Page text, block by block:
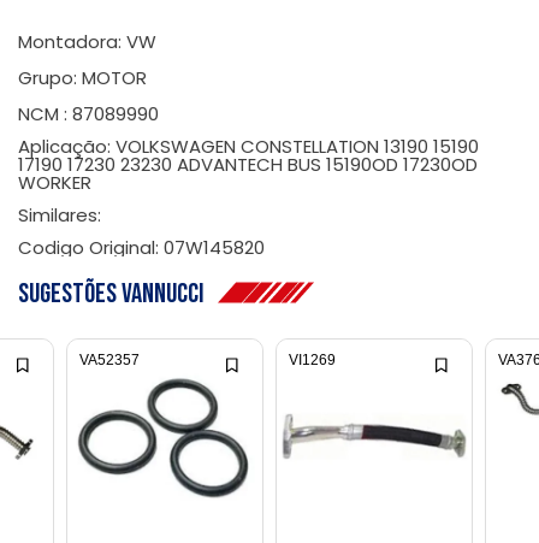
Montadora: VW
Grupo: MOTOR
NCM : 87089990
Aplicação: VOLKSWAGEN CONSTELLATION 13190 15190
17190 17230 23230 ADVANTECH BUS 15190OD 17230OD
WORKER
Similares:
Codigo Original: 07W145820
Sugestões Vannucci
VA52357 VI1269